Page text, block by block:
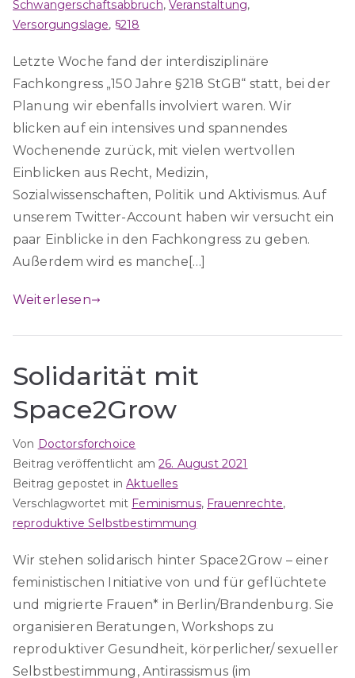
Schwangerschaftsabbruch,Veranstaltung,
Versorgungslage, §218
Letzte Woche fand der interdisziplinäre
Fachkongress „150 Jahre §218 StGB“ statt, bei der
Planung wir ebenfalls involviert waren. Wir
blicken auf ein intensives und spannendes
Wochenende zurück, mit vielen wertvollen
Einblicken aus Recht, Medizin,
Sozialwissenschaften, Politik und Aktivismus. Auf
unserem Twitter-Account haben wir versucht ein
paar Einblicke in den Fachkongress zu geben.
Außerdem wird es manche[…]
Weiterlesen
Solidarität mit
Space2Grow
Von Doctorsforchoice
Beitrag veröffentlicht am26. August 2021
Beitrag gepostet inAktuelles
Verschlagwortet mit Feminismus, Frauenrechte,
reproduktive Selbstbestimmung
Wir stehen solidarisch hinter Space2Grow – einer
feministischen Initiative von und für geflüchtete
und migrierte Frauen* in Berlin/Brandenburg. Sie
organisieren Beratungen, Workshops zu
reproduktiver Gesundheit, körperlicher/ sexueller
Selbstbestimmung, Antirassismus (im